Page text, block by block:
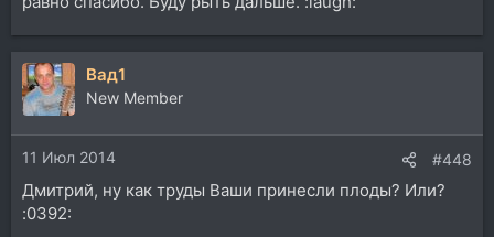
Вад1
New Member
11 Июл 2014 #448
Дмитрий, ну как труды Ваши принесли плоды? Или?
:0392: